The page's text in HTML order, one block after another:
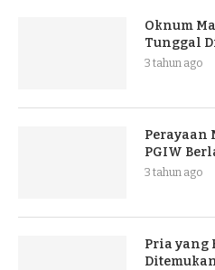
Oknum
Tunggal
3 tahun ago
Perayaan
PGIW
3 tahun ago
Pria yang